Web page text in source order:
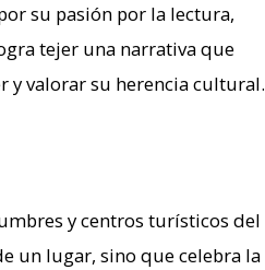
su pasión por la lectura,
tejer una narrativa que
y valorar su herencia cultural.
y centros turísticos del
un lugar, sino que celebra la